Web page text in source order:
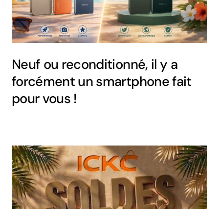
Neuf ou reconditionné, il y a
forcément un smartphone fait
pour vous !